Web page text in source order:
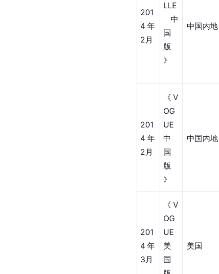
201
4年
2月
LLE
中
国
版
》
中国内地
201
4年
2月
《V
OG
UE
中
国
版
》
中国内地
201
4年
3月
《V
OG
UE
美
国
美国